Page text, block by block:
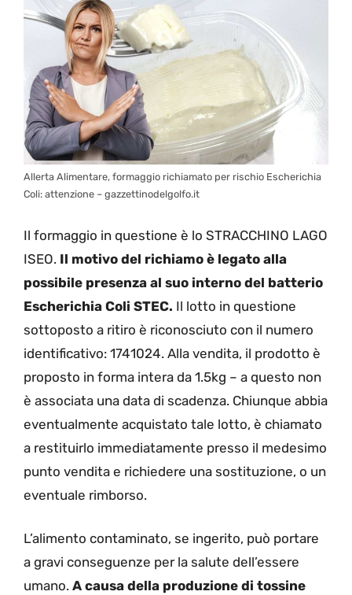
Allerta Alimentare, formaggio richiamato per rischio Escherichia
Coli: attenzione – gazzettinodelgolfo.it
Il formaggio in questione è lo STRACCHINO LAGO
ISEO. Il motivo del richiamo è legato alla
possibile presenza al suo interno del batterio
Escherichia Coli STEC. Il lotto in questione
sottoposto a ritiro è riconosciuto con il numero
identificativo: 1741024. Alla vendita, il prodotto è
proposto in forma intera da 1.5kg – a questo non
è associata una data di scadenza. Chiunque abbia
eventualmente acquistato tale lotto, è chiamato
a restituirlo immediatamente presso il medesimo
punto vendita e richiedere una sostituzione, o un
eventuale rimborso.
L’alimento contaminato, se ingerito, può portare
a gravi conseguenze per la salute dell’essere
umano. A causa della produzione di tossine